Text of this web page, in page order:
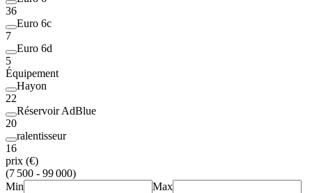
36
Euro 6c
7
Euro 6d
5
Équipement
Hayon
22
Réservoir AdBlue
20
ralentisseur
16
prix (€)
(7 500 - 99 000)
Min
Max